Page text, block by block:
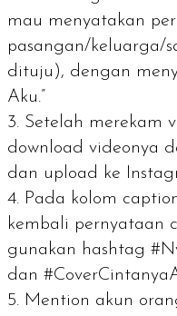
mau menyatakan
pasangan/keluarga/
dituju), dengan
Aku.”
Setelah merekam
download videonya
dan upload ke
Pada kolom
kembali pernyataan
gunakan hashtag
dan
Mention akun